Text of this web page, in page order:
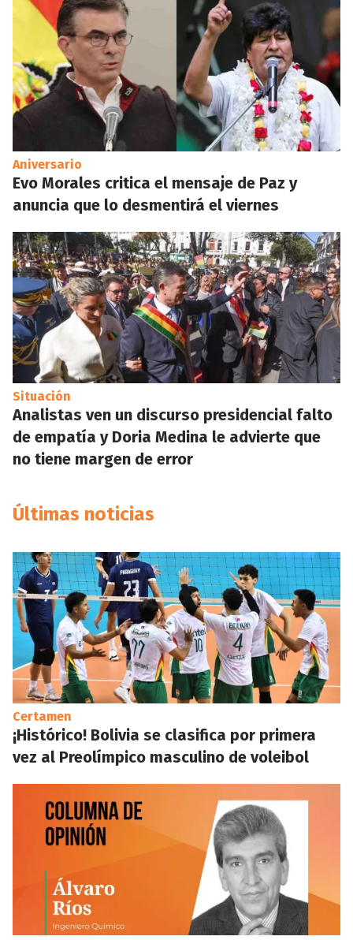
Aniversario
Evo Morales critica el mensaje de Paz y
anuncia que lo desmentirá el viernes
Situación
Analistas ven un discurso presidencial falto
de empatía y Doria Medina le advierte que
no tiene margen de error
Últimas noticias
Certamen
¡Histórico! Bolivia se clasifica por primera
vez al Preolímpico masculino de voleibol